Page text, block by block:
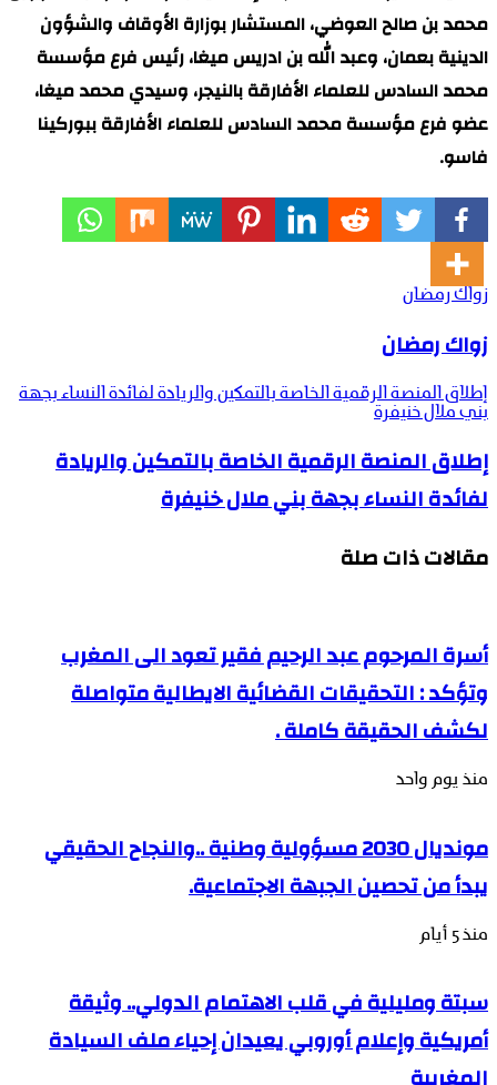
محمد بن صالح العوضي، المستشار بوزارة الأوقاف والشؤون
الدينية بعمان، وعبد الله بن ادريس ميغا، رئيس فرع مؤسسة
محمد السادس للعلماء الأفارقة بالنيجر، وسيدي محمد ميغا،
عضو فرع مؤسسة محمد السادس للعلماء الأفارقة ببوركينا
فاسو.
زواك رمضان
زواك رمضان
إطلاق المنصة الرقمية الخاصة بالتمكين والريادة لفائدة النساء بجهة
بني ملال خنيفرة
إطلاق المنصة الرقمية الخاصة بالتمكين والريادة
لفائدة النساء بجهة بني ملال خنيفرة
مقالات ذات صلة
أسرة المرحوم عبد الرحيم فقير تعود الى المغرب
وتؤكد : التحقيقات القضائية الايطالية متواصلة
لكشف الحقيقة كاملة .
منذ يوم واحد
مونديال 2030 مسؤولية وطنية ..والنجاح الحقيقي
يبدأ من تحصين الجبهة الاجتماعية.
منذ 5 أيام
سبتة ومليلية في قلب الاهتمام الدولي.. وثيقة
أمريكية وإعلام أوروبي يعيدان إحياء ملف السيادة